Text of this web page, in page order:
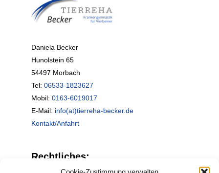
Daniela Becker
Hunolstein 65
54497 Morbach
Tel: 06533-1823627
Mobil: 0163-6019017
E-Mail: info(at)tierreha-becker.de
Kontakt/Anfahrt
Rechtliches: